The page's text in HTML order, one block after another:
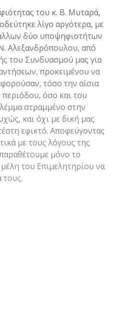
του κ. Β. Μυταρά,
λίγο αργότερα, με
δύο υποψηφιοτήτων
Αλεξανδρόπουλου, από
του Συνδυασμού μας για
προκειμένου να
τόσο την αίσια
όσο και του
στραμμένο στην
και όχι με δική μας
εφικτό. Αποφεύγοντας
με τους λόγους της
μόνο το
του Επιμελητηρίου να
τους.